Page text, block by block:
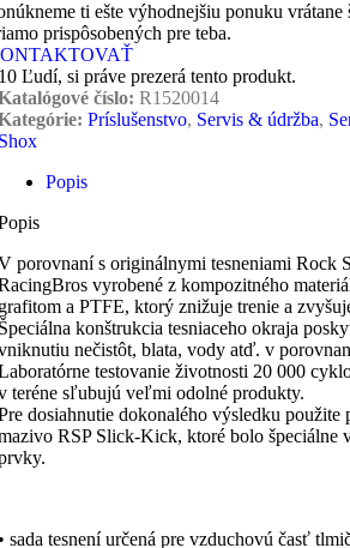
ti ešte výhodnejšiu ponuku
prispôsobených pre teba.
Ľudí, si práve prezerá tento produkt.
číslo: R1520014
Príslušenstvo, Servis & údržba,
Popis
porovnaní s originálnymi tesneniami Rock
vyrobené z kompozitného
a PTFE, ktorý znižuje trenie a
konštrukcia tesniaceho okraja
nečistôt, blata, vody atď. v
testovanie životnosti 20 000
teréne sľubujú veľmi odolné produkty.
dosiahnutie dokonalého výsledku použite
RSP Slick-Kick, ktoré bolo špeciálne
sada tesnení určená pre vzduchovú časť